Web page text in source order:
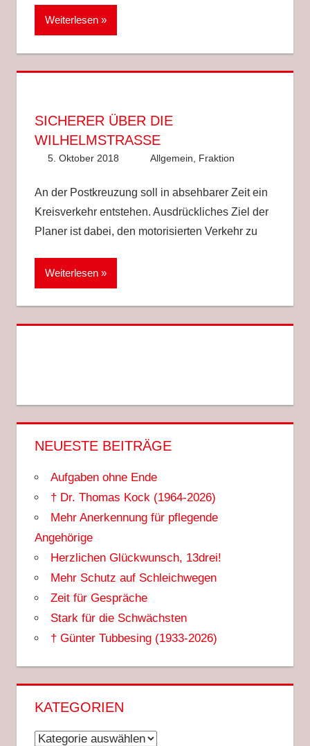
Weiterlesen
SICHERER ÜBER DIE
WILHELMSTRASSE
5. Oktober 2018 Sascha Höcker
Allgemein Fraktion
An der Postkreuzung soll in absehbarer Zeit ein
Kreisverkehr entstehen. Ausdrückliches Ziel der
Planer ist dabei, den motorisierten Verkehr zu
Weiterlesen
NEUESTE BEITRÄGE
Aufgaben ohne Ende
† Dr. Thomas Kock (1964-2026)
Mehr Anerkennung für pflegende
Angehörige
Herzlichen Glückwunsch, 13drei!
Mehr Schutz auf Schleichwegen
Zeit für Gespräche
Stark für die Schwächsten
† Günter Tubbesing (1933-2026)
KATEGORIEN
Kategorien